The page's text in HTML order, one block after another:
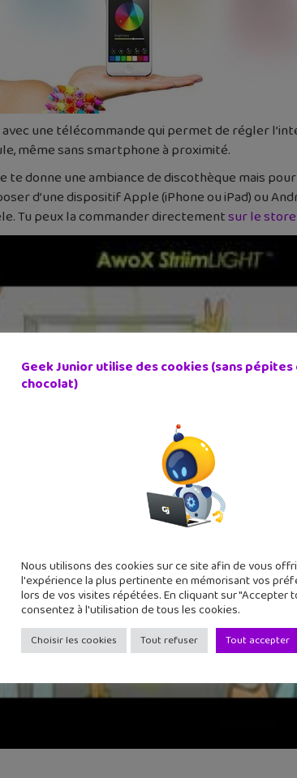
une télécommande qui permet de régler
même sans smartphone à proximité.
te donne une ambiance de discothèque mais
d’une dispositif Apple (iPhone ou iPad) ou
Tu peux la commander directementsur le
Geek Junior utilise des cookies (sans pépites
chocolat)
Nous utilisons des cookies sur ce site afin de vous
l'expérience la plus pertinente en mémorisant vos
lors de vos visites répétées. En cliquant sur "Accepter
consentez à l'utilisation de tous les cookies.
Choisir les cookies Tout refuser Tout accepter